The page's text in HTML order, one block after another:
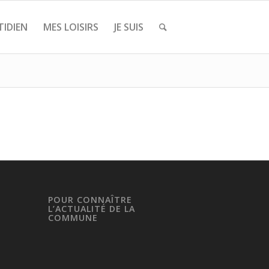
MES LOISIRS JE SUIS
POUR CONNAÎTRE
L’ACTUALITÉ DE LA
COMMUNE